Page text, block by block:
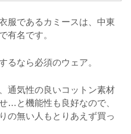
服であるカミースは、中東
有名です。
るなら必須のウェア。
通気性の良いコットン素材
…と機能性も良好なので、
の無い人もとりあえず買っ